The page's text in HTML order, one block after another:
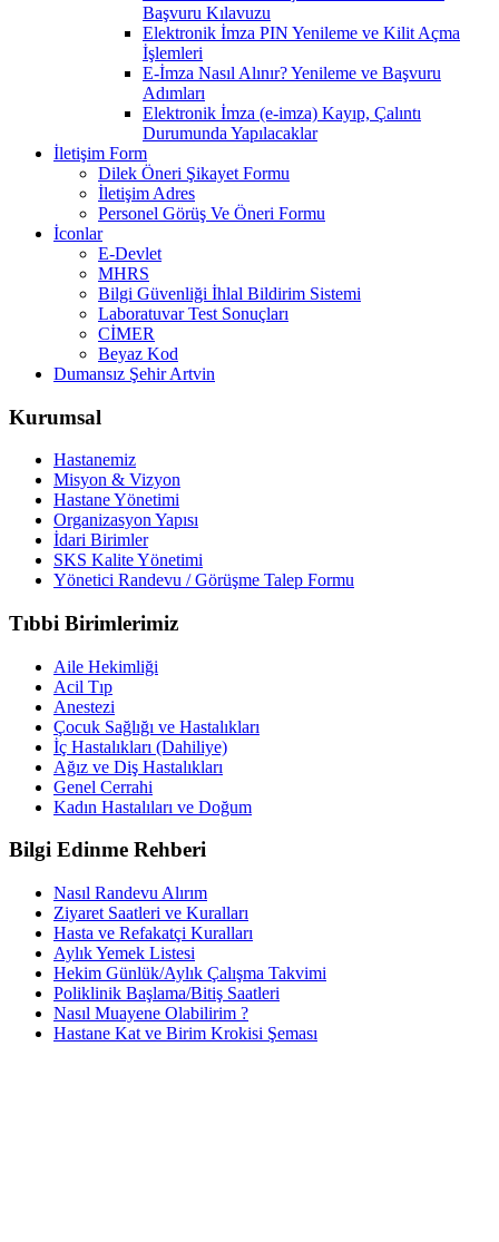
Başvuru Kılavuzu
Elektronik İmza PIN Yenileme ve Kilit Açma
İşlemleri
E-İmza Nasıl Alınır? Yenileme ve Başvuru
Adımları
Elektronik İmza (e-imza) Kayıp, Çalıntı
Durumunda Yapılacaklar
İletişim Form
Dilek Öneri Şikayet Formu
İletişim Adres
Personel Görüş Ve Öneri Formu
İconlar
E-Devlet
MHRS
Bilgi Güvenliği İhlal Bildirim Sistemi
Laboratuvar Test Sonuçları
CİMER
Beyaz Kod
Dumansız Şehir Artvin
Kurumsal
Hastanemiz
Misyon & Vizyon
Hastane Yönetimi
Organizasyon Yapısı
İdari Birimler
SKS Kalite Yönetimi
Yönetici Randevu / Görüşme Talep Formu
Tıbbi Birimlerimiz
Aile Hekimliği
Acil Tıp
Anestezi
Çocuk Sağlığı ve Hastalıkları
İç Hastalıkları (Dahiliye)
Ağız ve Diş Hastalıkları
Genel Cerrahi
Kadın Hastalıları ve Doğum
Bilgi Edinme Rehberi
Nasıl Randevu Alırım
Ziyaret Saatleri ve Kuralları
Hasta ve Refakatçi Kuralları
Aylık Yemek Listesi
Hekim Günlük/Aylık Çalışma Takvimi
Poliklinik Başlama/Bitiş Saatleri
Nasıl Muayene Olabilirim ?
Hastane Kat ve Birim Krokisi Şeması